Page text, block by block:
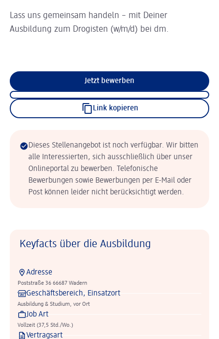
Lass uns gemeinsam handeln – mit Deiner
Ausbildung zum Drogisten (w/m/d) bei dm.
Jetzt bewerben
Link kopieren
Dieses Stellenangebot ist noch verfügbar. Wir bitten
alle Interessierten, sich ausschließlich über unser
Onlineportal zu bewerben. Telefonische
Bewerbungen sowie Bewerbungen per E-Mail oder
Post können leider nicht berücksichtigt werden.
Keyfacts über die Ausbildung
Adresse
Poststraße 36 66687 Wadern
Geschäftsbereich, Einsatzort
Ausbildung & Studium, vor Ort
Job Art
Vollzeit (37,5 Std./Wo.)
Vertragsart